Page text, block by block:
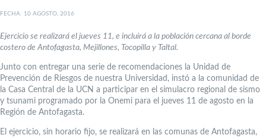
FECHA: 10 AGOSTO, 2016
Ejercicio se realizará el jueves 11, e incluirá a la población cercana al borde
costero de Antofagasta, Mejillones, Tocopilla y Taltal.
Junto con entregar una serie de recomendaciones la Unidad de
Prevención de Riesgos de nuestra Universidad, instó a la comunidad de
la Casa Central de la UCN a participar en el simulacro regional de sismo
y tsunami programado por la Onemi para el jueves 11 de agosto en la
Región de Antofagasta.
El ejercicio, sin horario fijo, se realizará en las comunas de Antofagasta,